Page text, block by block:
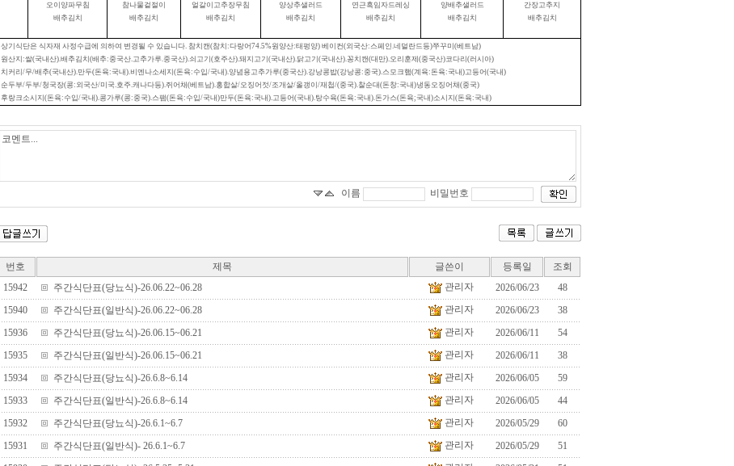
오이양파무침
배추김치
참나물겉절이
배추김치
얼갈이고추장무침
배추김치
양상추샐러드
배추김치
연근흑임자드레싱
배추김치
양배추샐러드
배추김치
간장고추지
배추김치
상기식단은 식자재 사정수급에 의하여 변경될 수 있습니다. 참치캔(참치:다랑어74.5%원양산:태펑양) 베이컨(외국산:스페인.네덜란드등)쭈꾸미(베트남)
원산지:쌀(국내산).배추김치(배추:중국산.고추가루.중국산).쇠고기(호주산).돼지고기(국내산).닭고기(국내산).꽁치캔(대만).오리훈제(중국산)코다리(러시아)
치커리/무/배추(국내산).만두(돈육:국내).비엔나소세지(돈육:수입/국내).양념용고추가루(중국산).강낭콩밥(강낭콩:중국).스모크햄(계육:돈육:국내)고등어(국내)
순두부/두부/청국장(콩: 외국산/미국.호주.캐나다등).쥐어채(베트남).홍합살/오징어젓/조개살/올갱이/재첩/(중국).찰순대(돈창:국내)냉동오징어채(중국)
후랑크소시지(돈육:수입/국내).콩가루(콩:중국).스팸(돈육:수입/국내)만두(돈육:국내).고등어(국내).탕수육(돈육:국내).돈가스(돈육;국내)소시지(돈육:국내)
이름 비밀번호
번호 제목 글쓴이 등록일
조회
15942
주간식단표(당뇨식)-26.06.22~06.28 관리자 2026/06/23
48
15940
주간식단표(일반식)-26.06.22~06.28 관리자 2026/06/23
38
15936
주간식단표(당뇨식)-26.06.15~06.21 관리자 2026/06/11
54
15935
주간식단표(일반식)-26.06.15~06.21 관리자 2026/06/11
38
15934
주간식단표(당뇨식)-26.6.8~6.14 관리자 2026/06/05
59
15933
주간식단표(일반식)-26.6.8~6.14 관리자 2026/06/05
44
15932
주간식단표(당뇨식)-26.6.1~6.7 관리자 2026/05/29
60
15931
주간식단표(일반식)- 26.6.1~6.7 관리자 2026/05/29
51